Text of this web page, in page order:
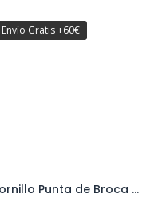
Envío Gratis +60€
Añadir al carrito
Tornillo Punta de Broca Autotaladrante DIN 7504K Cabeza Hexagonal Ø6,3 mm